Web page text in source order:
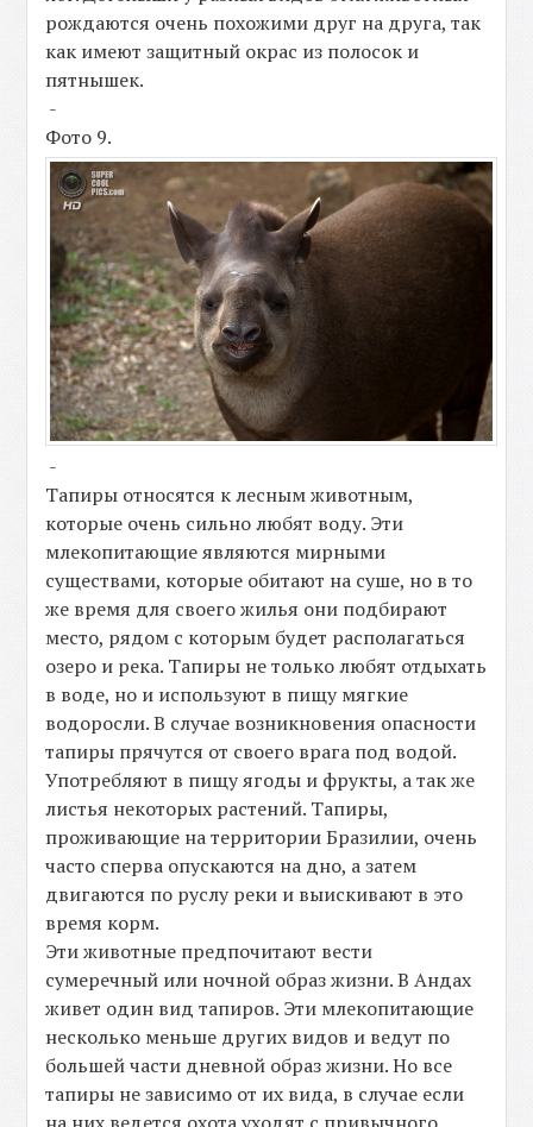
рождаются очень похожими друг на друга, так
как имеют защитный окрас из полосок и
пятнышек.
-
Фото 9.
-
Тапиры относятся к лесным животным,
которые очень сильно любят воду. Эти
млекопитающие являются мирными
существами, которые обитают на суше, но в то
же время для своего жилья они подбирают
место, рядом с которым будет располагаться
озеро и река. Тапиры не только любят отдыхать
в воде, но и используют в пищу мягкие
водоросли. В случае возникновения опасности
тапиры прячутся от своего врага под водой.
Употребляют в пищу ягоды и фрукты, а так же
листья некоторых растений. Тапиры,
проживающие на территории Бразилии, очень
часто сперва опускаются на дно, а затем
двигаются по руслу реки и выискивают в это
время корм.
Эти животные предпочитают вести
сумеречный или ночной образ жизни. В Андах
живет один вид тапиров. Эти млекопитающие
несколько меньше других видов и ведут по
большей части дневной образ жизни. Но все
тапиры не зависимо от их вида, в случае если